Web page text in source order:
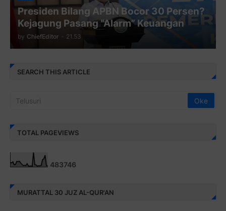
Presiden Bilang APBN Bocor 30 Persen?
Kejagung Pasang “Alarm” Keuangan
by ChiefEditor - 21.53
SEARCH THIS ARTICLE
TOTAL PAGEVIEWS
483746
MURATTAL 30 JUZ AL-QUR'AN